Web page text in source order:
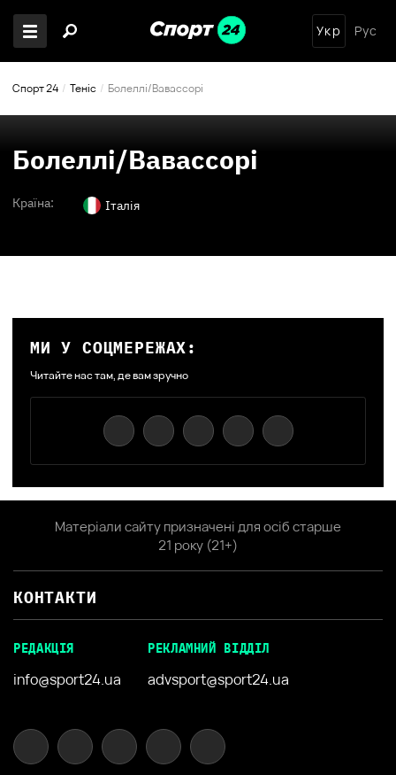
Укр Рус
Спорт 24 Теніс Болеллі/Вавассорі
Болеллі/Вавассорі
Країна: Італія
МИ У СОЦМЕРЕЖАХ:
Читайте нас там, де вам зручно
Матеріали сайту призначені для осіб старше
21 року (21+)
КОНТАКТИ
РЕДАКЦІЯ
info@sport24.ua
РЕКЛАМНИЙ ВІДДІЛ
advsport@sport24.ua